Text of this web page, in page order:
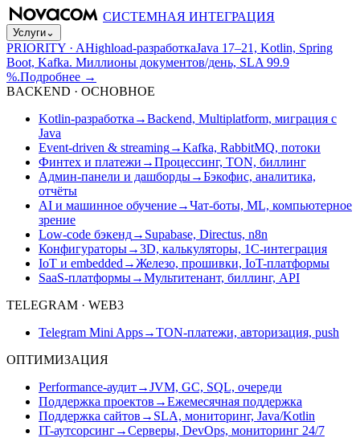
СИСТЕМНАЯ ИНТЕГРАЦИЯ
Услуги⌄
PRIORITY · AHighload-разработкаJava 17–21, Kotlin, Spring
Boot, Kafka. Миллионы документов/день, SLA 99.9
%.Подробнее →
BACKEND · ОСНОВНОЕ
Kotlin-разработка →Backend, Multiplatform, миграция с
Java
Event-driven & streaming→Kafka, RabbitMQ, потоки
Финтех и платежи →Процессинг, TON, биллинг
Админ-панели и дашборды→Бэкофис, аналитика,
отчёты
AI и машинное обучение→Чат-боты, ML, компьютерное
зрение
Low-code бэкенд→ Supabase, Directus, n8n
Конфигураторы→3D, калькуляторы, 1С-интеграция
IoT и embedded →Железо, прошивки, IoT-платформы
SaaS-платформы→Мультитенант, биллинг, API
TELEGRAM · WEB3
Telegram Mini Apps→TON-платежи, авторизация, push
ОПТИМИЗАЦИЯ
Performance-аудит→JVM, GC, SQL, очереди
Поддержка проектов →Ежемесячная поддержка
Поддержка сайтов → SLA, мониторинг, Java/Kotlin
IT-аутсорсинг→Серверы, DevOps, мониторинг 24/7